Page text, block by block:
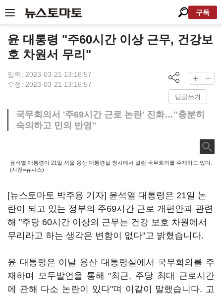
구독
윤 대통령 "주60시간 이상 근무, 건강보
호 차원서 무리"
입력: 2023-03-21 13:16:57
수정: 2023-03-21 13:16:57
답글쓰기
국무회의서 '주69시간 근로 논란' 진화…"충분히
숙의하고 민의 반영"
윤석열 대통령이 21일 서울 용산 대통령실 청사에서 열린 국무회의를 주재하고 있다.
(사진=뉴시스)
[뉴스토마토 박주용 기자] 윤석열 대통령은 21일 논
란이 되고 있는 정부의 주69시간 근로 개편안과 관련
해 "주당 60시간 이상의 근무는 건강 보호 차원에서
무리라고 하는 생각은 변함이 없다"고 밝혔습니다.
윤 대통령은 이날 용산 대통령실에서 국무회의를 주
재하며 모두발언을 통해 "최근, 주당 최대 근로시간
에 관해 다소 논란이 있다"며 이같이 말했습니다. 고